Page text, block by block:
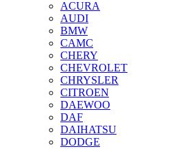
ACURA
AUDI
BMW
CAMC
CHERY
CHEVROLET
CHRYSLER
CITROEN
DAEWOO
DAF
DAIHATSU
DODGE